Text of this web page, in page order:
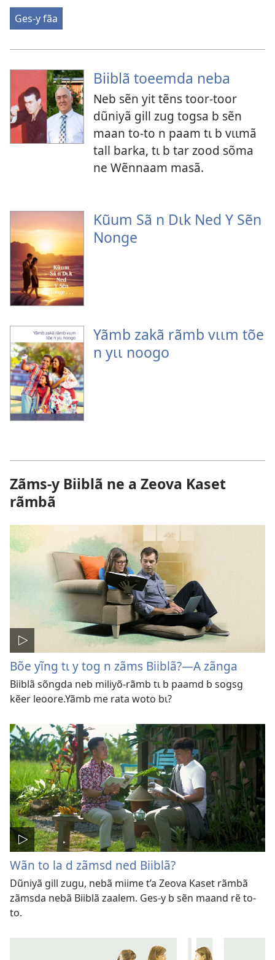
Ges-y fãa
Biiblã toeemda neba
Neb sẽn yit tẽns toor-toor
dũniyã gill zug togsa b sẽn
maan to-to n paam tɩ b vɩɩmã
tall barka, tɩ b tar zood sõma
ne Wẽnnaam masã.
Kũum Sã n Dɩk Ned Y Sẽn
Nonge
Yãmb zakã rãmb vɩɩm tõe
n yɩɩ noogo
Zãms-y Biiblã ne a Zeova Kaset
rãmbã
Bõe yĩng tɩ y tog n zãms Biiblã?—A zãnga
Biiblã sõngda neb miliyõ-rãmb tɩ b paamd b sogsg
kẽer leoore.Yãmb me rata woto bɩ?
Wãn to la d zãmsd ned Biiblã?
Dũniyã gill zugu, nebã miime t’a Zeova Kaset rãmbã
zãmsda nebã Biiblã zaalem. Ges-y b sẽn maand rẽ to-
to.